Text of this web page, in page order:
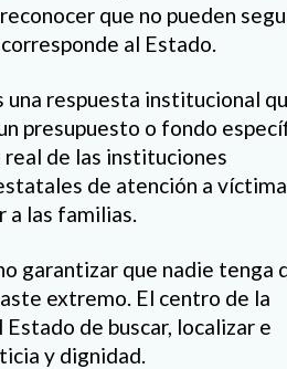
que no pueden
al Estado.
una respuesta institucional
presupuesto o fondo
de las instituciones
de atención a
las familias.
garantizar que nadie tenga
extremo. El centro de la
de buscar, localizar e
y dignidad.